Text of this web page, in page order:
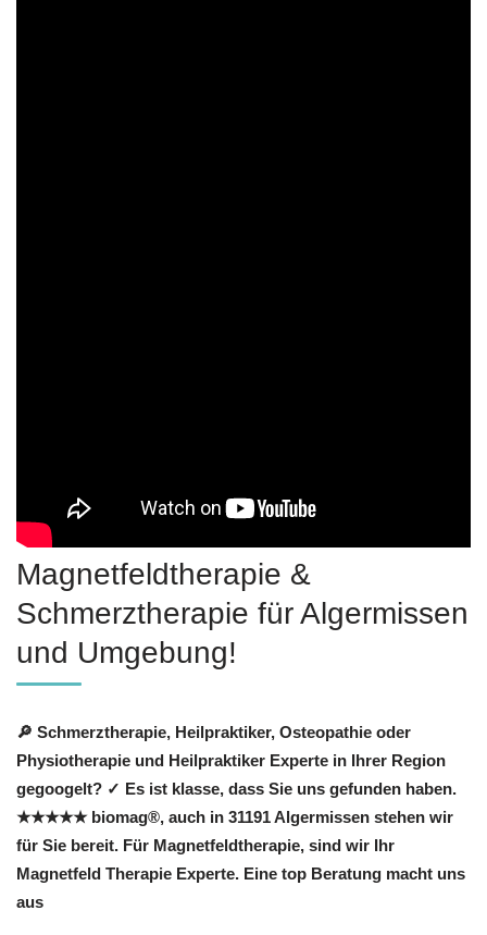
Magnetfeldtherapie &
Schmerztherapie für Algermissen
und Umgebung!
🔎 Schmerztherapie, Heilpraktiker, Osteopathie oder
Physiotherapie und Heilpraktiker Experte in Ihrer Region
gegoogelt? ✓ Es ist klasse, dass Sie uns gefunden haben.
★★★★★ biomag®, auch in 31191 Algermissen stehen wir
für Sie bereit. Für Magnetfeldtherapie, sind wir Ihr
Magnetfeld Therapie Experte. Eine top Beratung macht uns
aus